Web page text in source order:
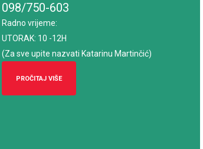
098/750-603
Radno vrijeme:
UTORAK: 10 -12H
(Za sve upite nazvati Katarinu Martinčić)
PROČITAJ VIŠE